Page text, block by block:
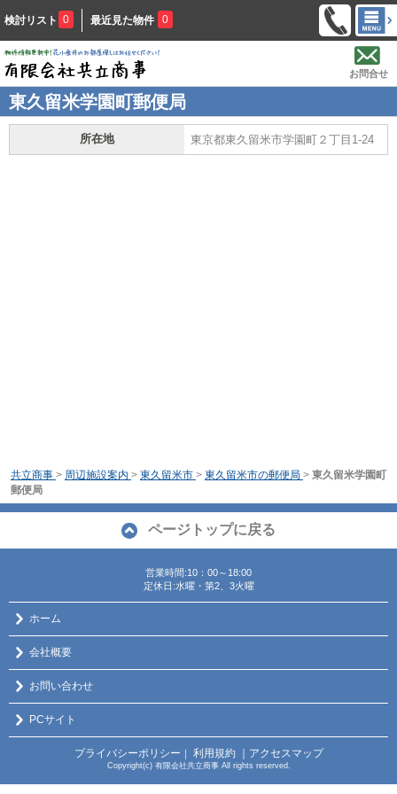
検討リスト 0 最近見た物件 0
お問合せ
東久留米学園町郵便局
所在地 東京都東久留米市学園町２丁目1-24
共立商事 > 周辺施設案内 > 東久留米市 > 東久留米市の郵便局 > 東久留米学園町
郵便局
ページトップに戻る
営業時間:10：00～18:00
定休日:水曜・第2、3火曜
ホーム
会社概要
お問い合わせ
PCサイト
プライバシーポリシー ｜ 利用規約 ｜アクセスマップ
Copyright(c) 有限会社共立商事 All rights reserved.